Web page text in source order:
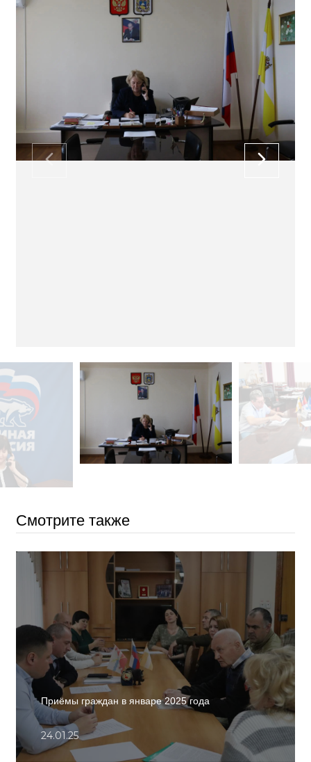
Смотрите также
Приёмы граждан в январе 2025 года
24.01.25